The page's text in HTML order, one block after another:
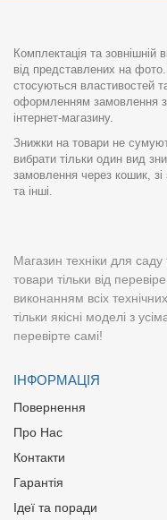
Комплектація та зовнішній
від представлених на
стосуються властивостей
оформленням замовлення
інтернет-магазину.
Знижки на товари не
вибрати тільки один вид
замовлення через кошик,
та інші.
Магазин техніки для
товари тільки від
виконанням всіх
тільки якісні моделі з
перевірте самі!
ІНФОРМАЦІЯ
Повернення
Про Нас
Контакти
Гарантія
Ідеї та поради